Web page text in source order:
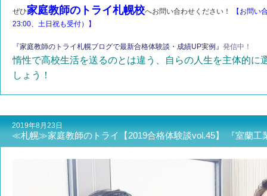
ぜひ家庭教師のトライ札幌校へお問い合わせください！
【お問い
23:00、土日祝も受付）】
『家庭教師のトライ札幌ブログで最新合格体験談・成績UP実例』 発信中！
惰性で高校生活を送るのとは違う、自らの人生を主体的に
しょう！
2019年8月23日
≪札幌≫家庭教師のトライ【2019合格体験談vol.45】 『室蘭工